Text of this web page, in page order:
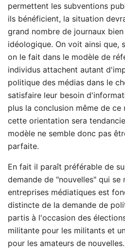
permettent les subventions
ils bénéficient, la situation
grand nombre de journaux
idéologique. On voit ainsi que,
on le fait dans le modèle de
individus attachent autant
politique des médias dans le
satisfaire leur besoin
plus la conclusion même de ce
cette orientation sera
modèle ne semble donc pas
parfaite.
En fait il paraît préférable de
demande de "nouvelles" qui
entreprises médiatiques est
distincte de la demande de
partis à l'occasion des
militante pour les militants et
pour les amateurs de